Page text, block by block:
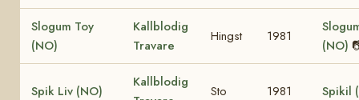
Slogum Toy
(NO)
Kallblodig
Travare
Hingst 1981
(NO)
Spik Liv (NO)
Kallblodig
Sto 1981 Spikil